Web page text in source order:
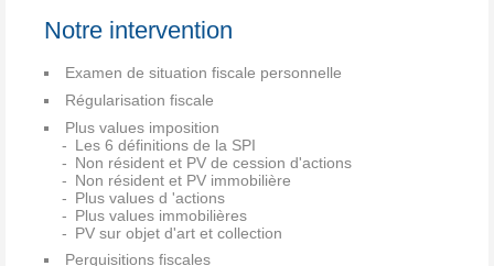
Notre intervention
Examen de situation fiscale personnelle
Régularisation fiscale
Plus values imposition
Les 6 définitions de la SPI
Non résident et PV de cession d'actions
Non résident et PV immobilière
Plus values d 'actions
Plus values immobilières
PV sur objet d'art et collection
Perquisitions fiscales